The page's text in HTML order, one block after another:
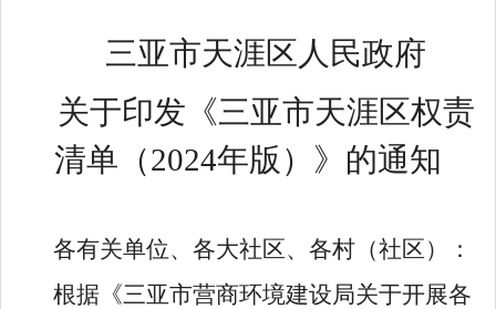
三亚市天涯区人民政府
关于印发《三亚市天涯区权责
清单 （2024年版）》的通知
各有关单位、各大社区、各村（社区）：
根据《三亚市营商环境建设局关于开展各